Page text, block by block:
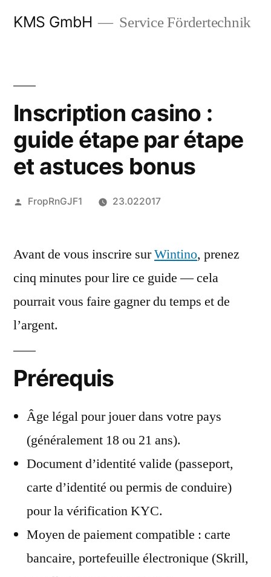
KMS GmbH Service Fördertechnik
Inscription casino :
guide étape par étape
et astuces bonus
Veröffentlicht
FropRnGJF1 23.022017
Avant de vous inscrire surWintino, prenez
cinq minutes pour lire ce guide — cela
pourrait vous faire gagner du temps et de
l’argent.
Prérequis
Âge légal pour jouer dans votre pays
(généralement 18 ou 21 ans).
Document d’identité valide (passeport,
carte d’identité ou permis de conduire)
pour la vérification KYC.
Moyen de paiement compatible : carte
bancaire, portefeuille électronique (Skrill,